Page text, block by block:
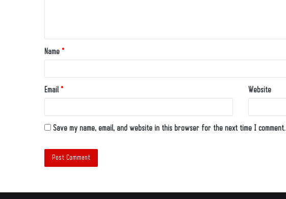
Name *
Email * Website
Save my name, email, and website in this browser for the next time I comment.